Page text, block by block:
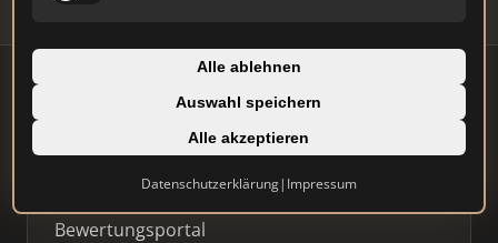
Alle ablehnen
Auswahl speichern
Alle akzeptieren
Datenschutzerklärung| Impressum
Bewertungsportal